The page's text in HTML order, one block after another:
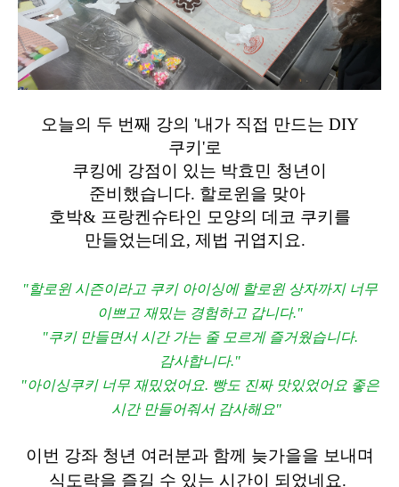
오늘의 두 번째 강의 '내가 직접 만드는 DIY
쿠키'로
쿠킹에 강점이 있는 박효민 청년이
준비했습니다. 할로윈을 맞아
호박& 프랑켄슈타인 모양의 데코 쿠키를
만들었는데요, 제법 귀엽지요.
"할로윈 시즌이라고 쿠키 아이싱에 할로윈 상자까지 너무
이쁘고 재밌는 경험하고 갑니다."
"쿠키 만들면서 시간 가는 줄 모르게 즐거웠습니다.
감사합니다."
"아이싱쿠키 너무 재밌었어요. 빵도 진짜 맛있었어요 좋은
시간 만들어줘서 감사해요"
이번 강좌 청년 여러분과 함께 늦가을을 보내며
식도락을 즐길 수 있는 시간이 되었네요.